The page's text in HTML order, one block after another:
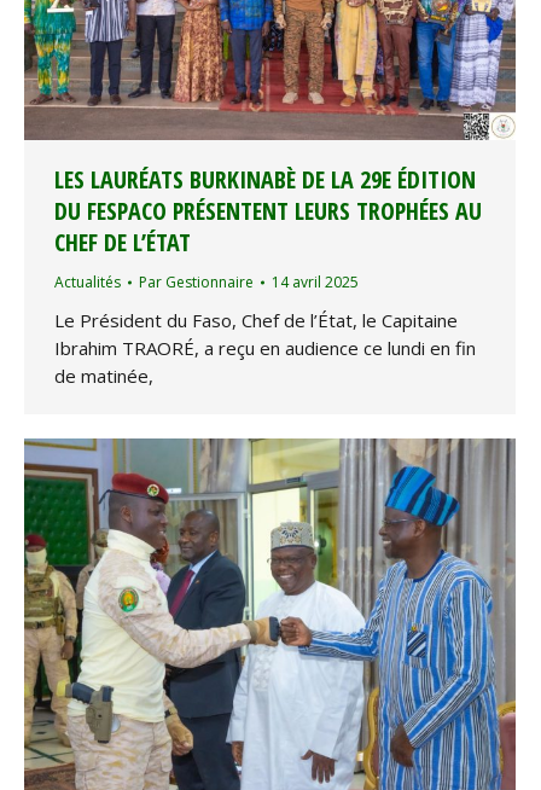
LES LAURÉATS BURKINABÈ DE LA 29E ÉDITION
DU FESPACO PRÉSENTENT LEURS TROPHÉES AU
CHEF DE L’ÉTAT
Actualités Par Gestionnaire 14 avril 2025
Le Président du Faso, Chef de l’État, le Capitaine
Ibrahim TRAORÉ, a reçu en audience ce lundi en fin
de matinée,